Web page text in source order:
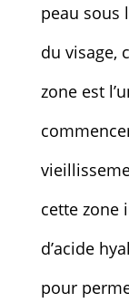
peau sous
du visage,
zone est
cette zone
d’acide
pour